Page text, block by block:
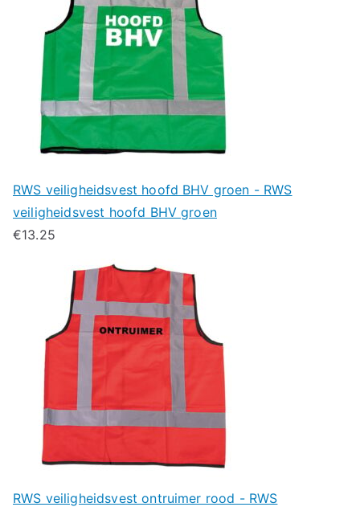
RWS veiligheidsvest hoofd BHV groen - RWS
veiligheidsvest hoofd BHV groen
€13.25
RWS veiligheidsvest ontruimer rood - RWS